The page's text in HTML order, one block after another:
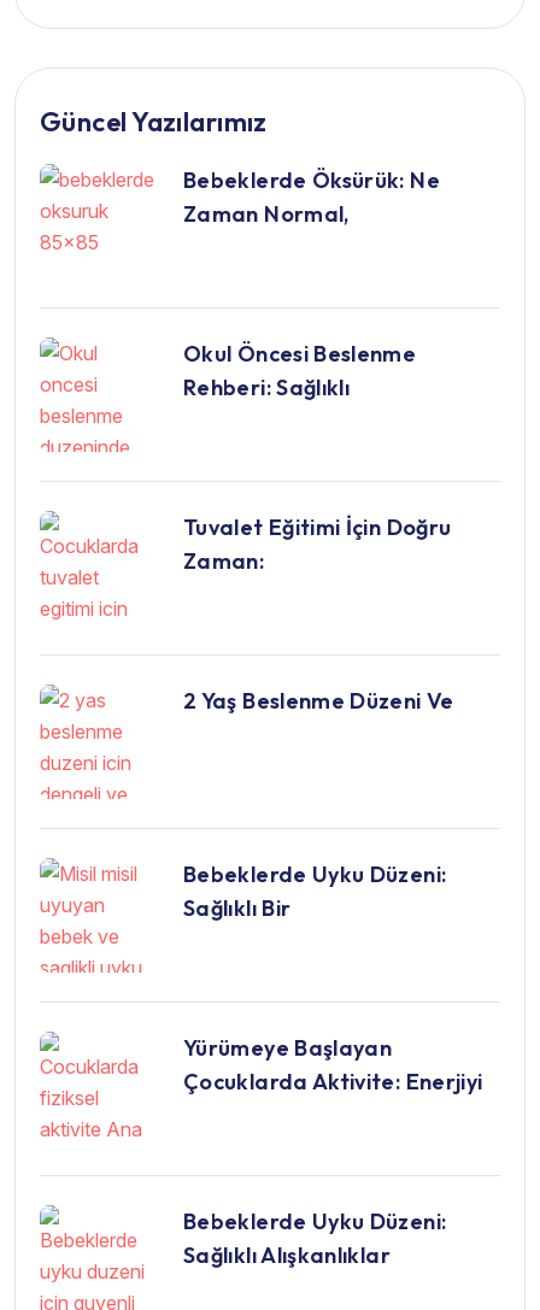
Güncel Yazılarımız
Bebeklerde Öksürük: Ne
Zaman Normal,
Okul Öncesi Beslenme
Rehberi: Sağlıklı
Tuvalet Eğitimi İçin Doğru
Zaman:
2 Yaş Beslenme Düzeni Ve
Bebeklerde Uyku Düzeni:
Sağlıklı Bir
Yürümeye Başlayan
Çocuklarda Aktivite: Enerjiyi
Bebeklerde Uyku Düzeni:
Sağlıklı Alışkanlıklar